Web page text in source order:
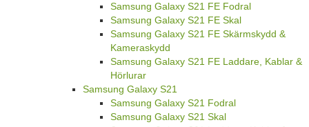
Samsung Galaxy S21 FE Fodral
Samsung Galaxy S21 FE Skal
Samsung Galaxy S21 FE Skärmskydd &
Kameraskydd
Samsung Galaxy S21 FE Laddare, Kablar &
Hörlurar
Samsung Galaxy S21
Samsung Galaxy S21 Fodral
Samsung Galaxy S21 Skal